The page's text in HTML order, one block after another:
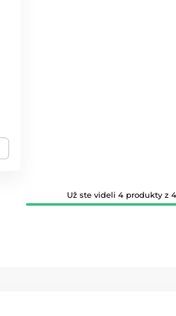
Už ste videli 4 produkty z